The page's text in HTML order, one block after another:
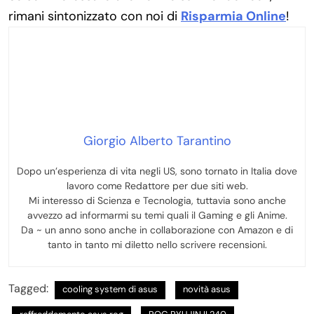
rimani sintonizzato con noi di Risparmia Online!
Giorgio Alberto Tarantino
Dopo un’esperienza di vita negli US, sono tornato in Italia dove
lavoro come Redattore per due siti web.
Mi interesso di Scienza e Tecnologia, tuttavia sono anche
avvezzo ad informarmi su temi quali il Gaming e gli Anime.
Da ~ un anno sono anche in collaborazione con Amazon e di
tanto in tanto mi diletto nello scrivere recensioni.
Tagged: cooling system di asus novità asus